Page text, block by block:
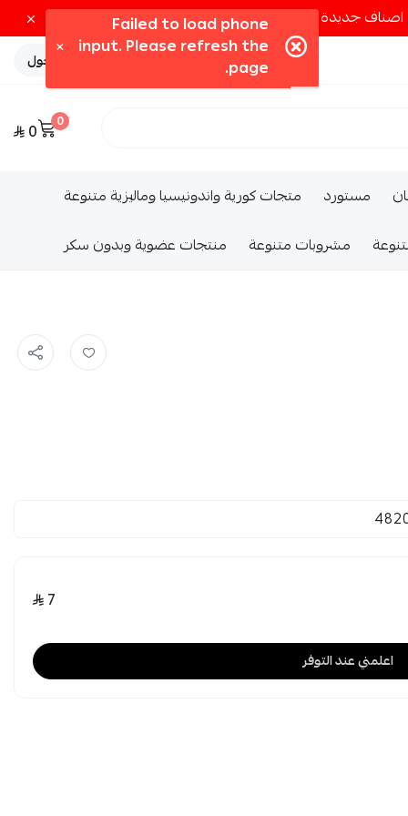
تسجيل الدخول
0
0
مستورد
متجات كورية واندونيسيا وماليزية متنوعة
مشروبات متنوعة منتجات عضوية وبدون سكر
7
اعلمني عند التوفر